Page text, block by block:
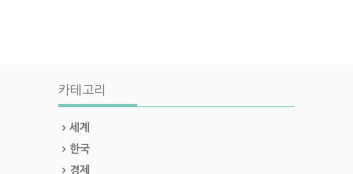
카테고리
세계
한국
경제